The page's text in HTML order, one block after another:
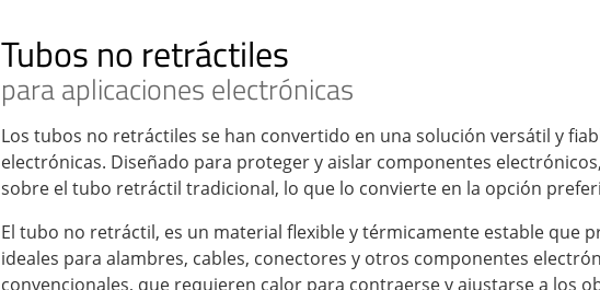
Tubos no retráctiles
para aplicaciones electrónicas
Los tubos no retráctiles se han convertido en una solución versátil y
electrónicas. Diseñado para proteger y aislar componentes
sobre el tubo retráctil tradicional, lo que lo convierte en la opción
El tubo no retráctil, es un material flexible y térmicamente estable que
ideales para alambres, cables, conectores y otros componentes
convencionales, que requieren calor para contraerse y ajustarse a los